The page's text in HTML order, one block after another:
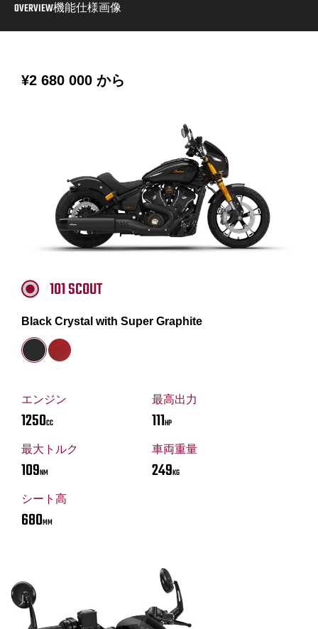
OVERVIEW機能仕様画像
から
¥2 680 000
エンジン
1250CC
最高出力
111HP
最大トルク
109NM
車両重量
249KG
シート高
680MM
101 SCOUT
Black Crystal with Super Graphite